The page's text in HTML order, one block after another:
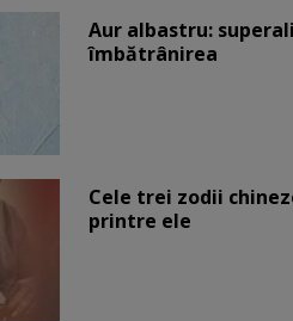
Aur albastru:
îmbătrânirea
Cele trei zodii
printre ele